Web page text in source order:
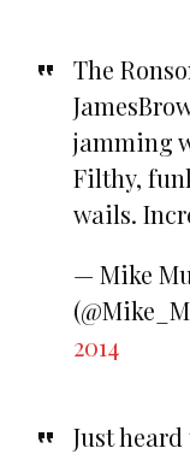
The
jamming
Filthy,
wails.
— Mike
2014
Just